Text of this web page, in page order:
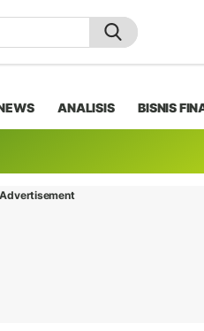
ANALISIS BISNIS
Advertisement